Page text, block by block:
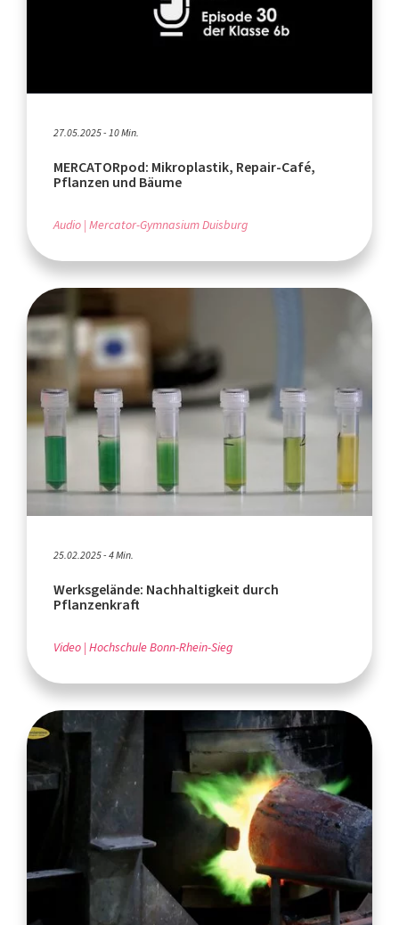
27.05.2025 - 10 Min.
MERCATORpod: Mikroplastik, Repair-Café,
Pflanzen und Bäume
Audio Mercator-Gymnasium Duisburg
25.02.2025 - 4 Min.
Werksgelände: Nachhaltigkeit durch
Pflanzenkraft
Video Hochschule Bonn-Rhein-Sieg